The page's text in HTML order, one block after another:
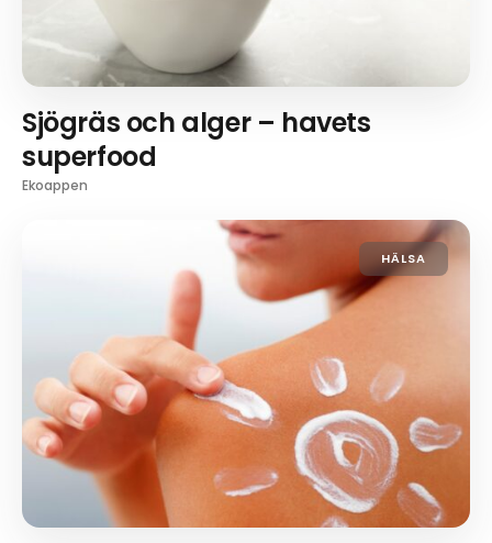
Sjögräs och alger – havets
superfood
Ekoappen
HÄLSA